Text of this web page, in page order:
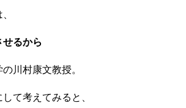
るから
川村康文教授。
て考えてみると、